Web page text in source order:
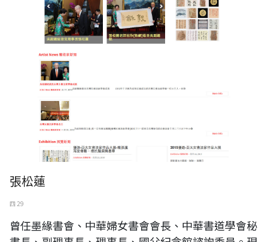
張松蓮
四 29
曾任墨緣書會、中華婦女書會會長、中華書道學會秘